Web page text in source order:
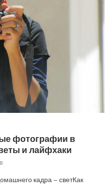
фотографии в
и лайфхаки
кадра – светКак